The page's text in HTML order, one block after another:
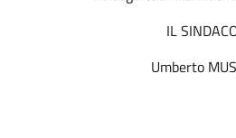
IL
Umberto